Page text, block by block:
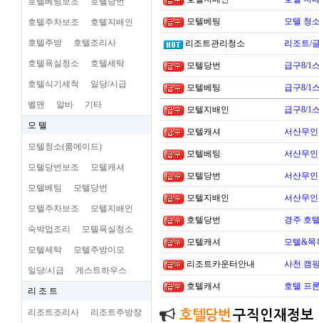
호텔주차보조 호텔지배인
호텔주방 호텔조리사
호텔욕실청소 호텔세탁
호텔식기세척 일당/시급
벨맨 알바 기타
모 텔
모텔청소(룸메이드)
모텔당번보조 모텔캐셔
모텔베팅 모텔당번
모텔주차보조 모텔지배인
숙박업조리 모텔욕실청소
모텔세탁 모텔주방이모
일당/시급 게스트하우스
리 조 트
리조트조리사 리조트주방장
모텔베팅 모텔 청
리조트관리청소 리조트/
모텔당번 급구8/1
모텔베팅 급구8/1
모텔지배인 급구8/1
모텔캐셔 서산무
모텔베팅 서산무
모텔당번 서산무
모텔지배인 서산무
호텔당번 경주 호
모텔캐셔 모텔&목
리조트카운터안내 사천 캠
호텔캐셔 호텔 프
호텔당번 구직인재정보